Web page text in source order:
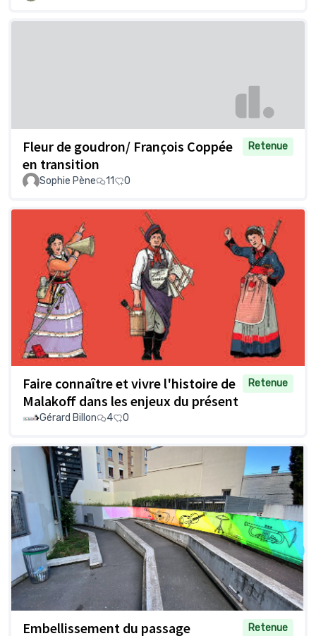
Fleur de goudron/ François Coppée
en transition
Retenue
Sophie Pène 11 0
Faire connaître et vivre l'histoire de
Malakoff dans les enjeux du présent
Retenue
Gérard Billon 4 0
Embellissement du passage Retenue